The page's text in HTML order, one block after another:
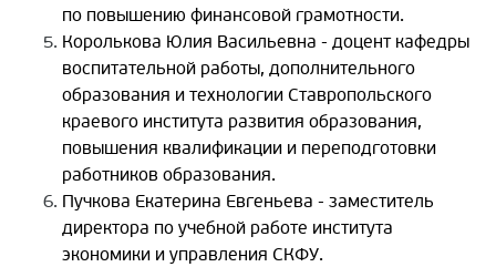
по повышению финансовой грамотности.
Королькова Юлия Васильевна - доцент кафедры
воспитательной работы, дополнительного
образования и технологии Ставропольского
краевого института развития образования,
повышения квалификации и переподготовки
работников образования.
Пучкова Екатерина Евгеньева - заместитель
директора по учебной работе института
экономики и управления СКФУ.